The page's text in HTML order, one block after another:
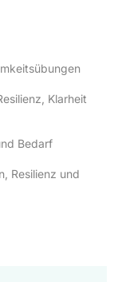
Klarheit
Bedarf
Resilienz und